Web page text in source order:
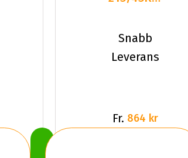
TREK
M900 ICE
STUDDED
Snabb
Leverans
Fr. 864 kr